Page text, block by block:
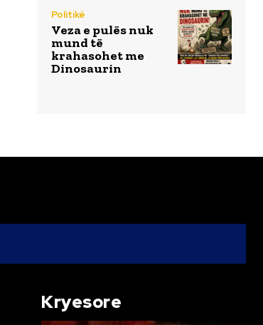
Politikë
Veza e pulës nuk
mund të
krahasohet me
Dinosaurin
Kryesore